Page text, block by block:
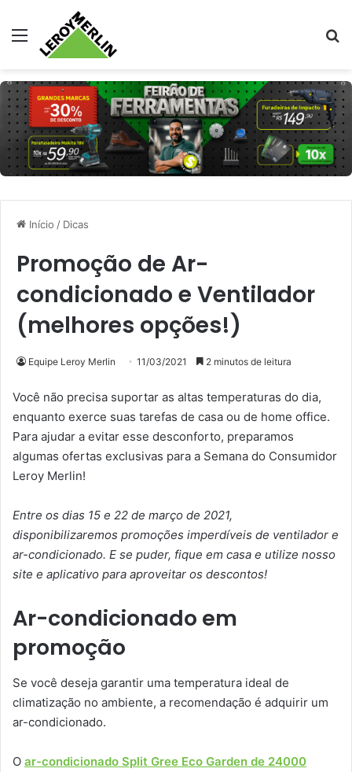
Menu
Início / Dicas
Promoção de Ar-
condicionado e Ventilador
(melhores opções!)
Equipe Leroy Merlin 11/03/2021 2 minutos de leitura
Você não precisa suportar as altas temperaturas do dia,
enquanto exerce suas tarefas de casa ou de home office.
Para ajudar a evitar esse desconforto, preparamos
algumas ofertas exclusivas para a Semana do Consumidor
Leroy Merlin!
Entre os dias 15 e 22 de março de 2021,
disponibilizaremos promoções imperdíveis de ventilador e
ar-condicionado. E se puder, fique em casa e utilize nosso
site e aplicativo para aproveitar os descontos!
Ar-condicionado em
promoção
Se você deseja garantir uma temperatura ideal de
climatização no ambiente, a recomendação é adquirir um
ar-condicionado.
O ar-condicionado Split Gree Eco Garden de 24000